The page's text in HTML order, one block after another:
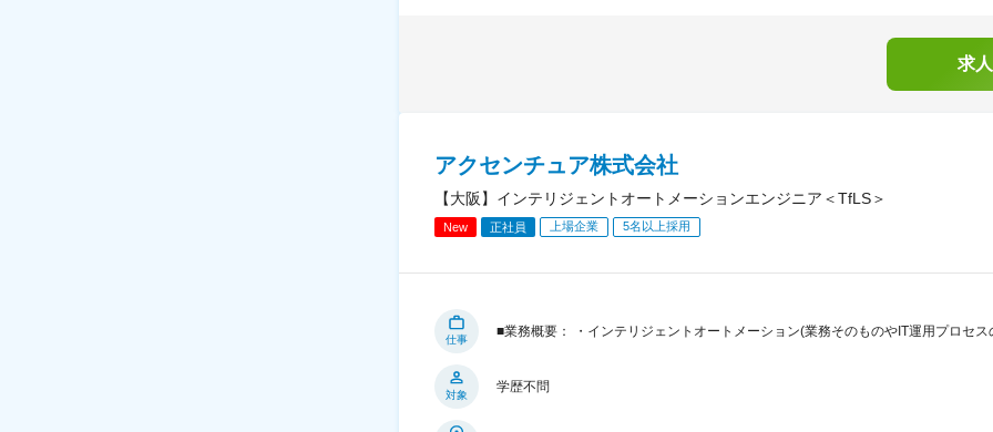
求
アクセンチュア株式会社
【大阪】インテリジェントオートメーションエンジニア＜TfLS＞
New 正社員 上場企業 5名以上採用
仕事
■業務概要： ・インテリジェントオートメーション(業務そのものやIT運用プロセ
対象
学歴不問